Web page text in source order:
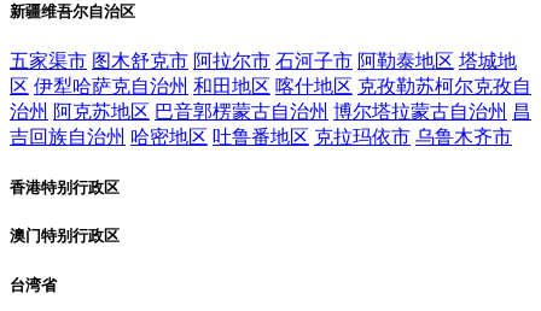
新疆维吾尔自治区
五家渠市 图木舒克市 阿拉尔市 石河子市 阿勒泰地区 塔城地
区 伊犁哈萨克自治州 和田地区 喀什地区 克孜勒苏柯尔克孜自
治州 阿克苏地区 巴音郭楞蒙古自治州 博尔塔拉蒙古自治州 昌
吉回族自治州 哈密地区 吐鲁番地区 克拉玛依市 乌鲁木齐市
香港特别行政区
澳门特别行政区
台湾省